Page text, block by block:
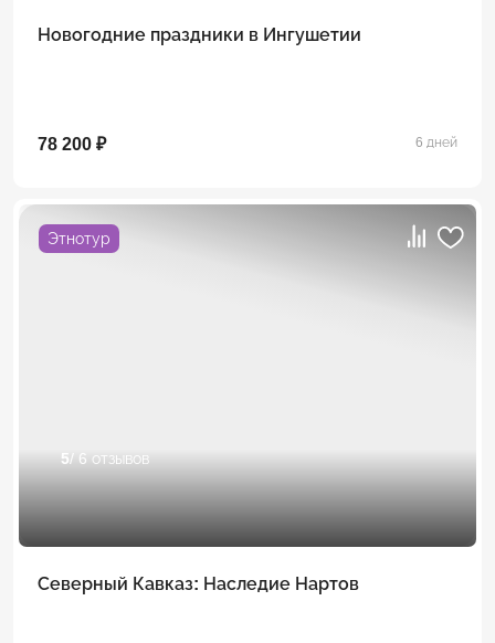
Новогодние праздники в Ингушетии
78 200 ₽ 6 дней
Этнотур
5/ 6 отзывов
Северный Кавказ: Наследие Нартов